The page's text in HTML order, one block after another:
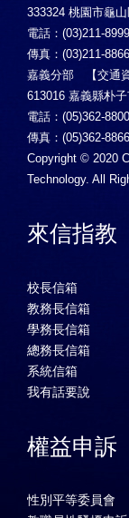
333324 桃園市龜
電話：(03)211-8999
傳真：(03)211-8866
嘉義分部 【交通
613016 嘉義縣朴
電話：(05)362-8800
傳真：(05)362-8866
Copyright © 2020
Technology. All
來信指教
校長信箱
教務長信箱
學務長信箱
總務長信箱
系統信箱
我有話要說
權益申訴
性別平等委員會